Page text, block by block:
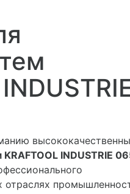
INDUSTRIE
отраслях